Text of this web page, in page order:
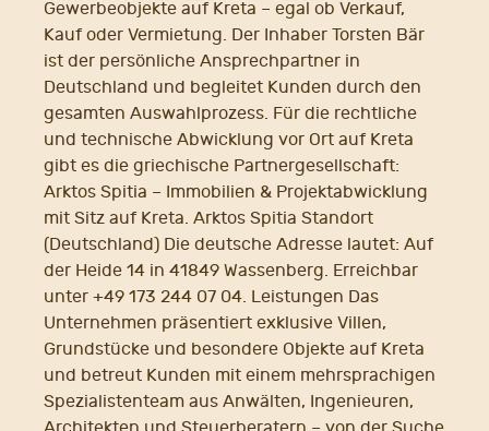
Gewerbeobjekte auf Kreta – egal ob Verkauf,
Kauf oder Vermietung. Der Inhaber Torsten Bär
ist der persönliche Ansprechpartner in
Deutschland und begleitet Kunden durch den
gesamten Auswahlprozess. Für die rechtliche
und technische Abwicklung vor Ort auf Kreta
gibt es die griechische Partnergesellschaft:
Arktos Spitia – Immobilien & Projektabwicklung
mit Sitz auf Kreta. Arktos Spitia Standort
(Deutschland) Die deutsche Adresse lautet: Auf
der Heide 14 in 41849 Wassenberg. Erreichbar
unter +49 173 244 07 04. Leistungen Das
Unternehmen präsentiert exklusive Villen,
Grundstücke und besondere Objekte auf Kreta
und betreut Kunden mit einem mehrsprachigen
Spezialistenteam aus Anwälten, Ingenieuren,